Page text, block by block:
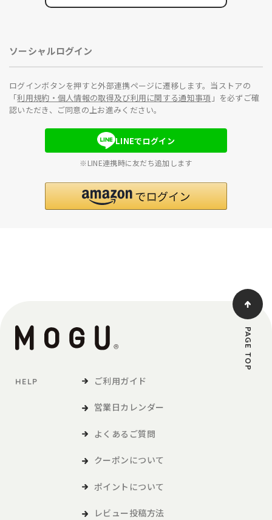
ソーシャルログイン
ログインボタンを押すと外部連携ページに遷移します。当ストアの
「利用規約・個人情報の取得及び利用に関する通知事項 」を必ずご確
認いただき、ご同意の上お進みください。
LINEでログイン
※LINE連携時に友だち追加します
HELP ご利用ガイド
営業日カレンダー
よくあるご質問
クーポンについて
ポイントについて
レビュー投稿方法
PAGE TOP